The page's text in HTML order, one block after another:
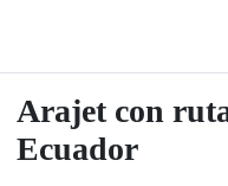
Arajet con
Ecuador